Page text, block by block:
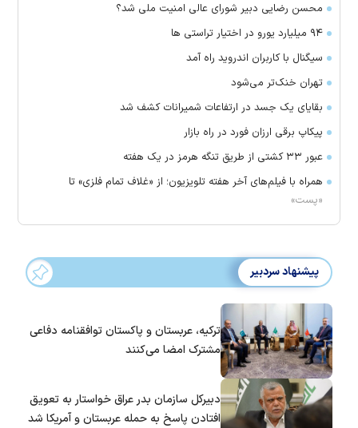
محسن رضایی دبیر شورای عالی امنیت ملی شد؟
۹۴ میلیارد یورو در اختیار تراستی ها
سیگنال با کاربران اندروید راه آمد
تهران خنک‌تر می‌شود
بقایای یک جسد در ارتفاعات شمیرانات کشف شد
پیکاپ برقی ارزان فورد در راه بازار
عبور ۳۳ کشتی از طریق تنگه هرمز در یک هفته
همراه با فیلم‌های آخر هفته تلویزیون؛ از «غلاف تمام فلزی» تا
«پست»
پیشنهاد سردبیر
ترکیه، عربستان و پاکستان توافقنامه دفاعی
مشترک امضا می‌کنند
دبیرکل سازمان بدر عراق خواستار به تعویق
افتادن پاسخ به حمله عربستان و آمریکا شد